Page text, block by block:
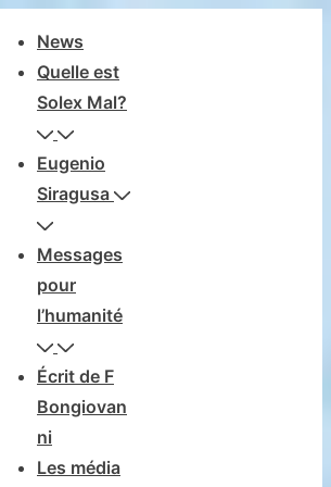
principal
News
Quelle est
Solex Mal?
Eugenio
Siragusa
Messages
pour
l’humanité
Écrit de F
Bongiovan
ni
Les média